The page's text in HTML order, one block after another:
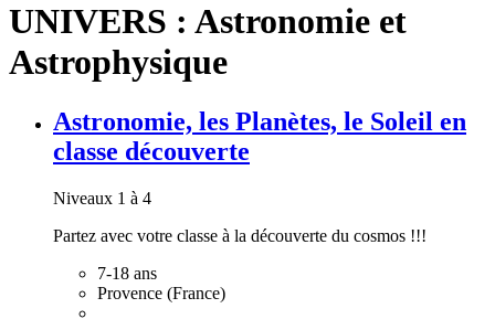
UNIVERS : Astronomie et
Astrophysique
Astronomie, les Planètes, le Soleil en
classe découverte
Niveaux 1 à 4
Partez avec votre classe à la découverte du cosmos !!!
7-18 ans
Provence (France)